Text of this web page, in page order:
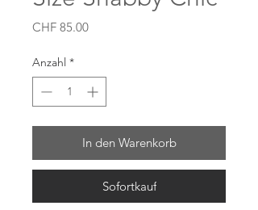
CHF 85.00Preis
Anzahl *
In den Warenkorb
Sofortkauf